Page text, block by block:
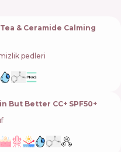
& Ceramide Calming
pedleri
But Better CC+ SPF50+